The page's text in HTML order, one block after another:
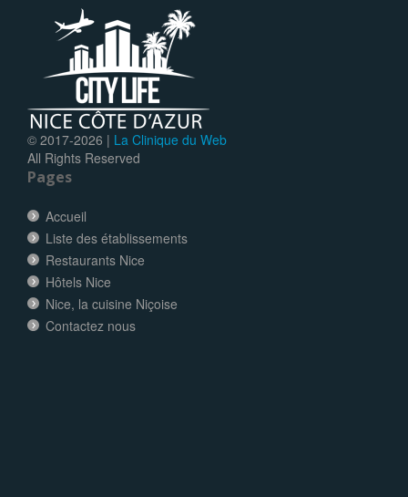
© 2017-2026 | La Clinique du Web
All Rights Reserved
Pages
Accueil
Liste des établissements
Restaurants Nice
Hôtels Nice
Nice, la cuisine Niçoise
Contactez nous